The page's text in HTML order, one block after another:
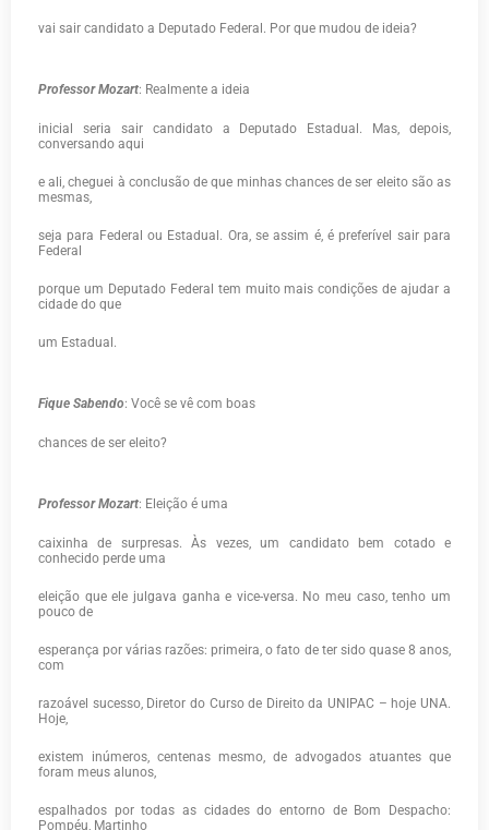
vai sair candidato a Deputado Federal. Por que mudou de ideia?
Professor Mozart: Realmente a ideia
inicial seria sair candidato a Deputado Estadual. Mas, depois,
conversando aqui
e ali, cheguei à conclusão de que minhas chances de ser eleito são as
mesmas,
seja para Federal ou Estadual. Ora, se assim é, é preferível sair para
Federal
porque um Deputado Federal tem muito mais condições de ajudar a
cidade do que
um Estadual.
Fique Sabendo: Você se vê com boas
chances de ser eleito?
Professor Mozart: Eleição é uma
caixinha de surpresas. Às vezes, um candidato bem cotado e
conhecido perde uma
eleição que ele julgava ganha e vice-versa. No meu caso, tenho um
pouco de
esperança por várias razões: primeira, o fato de ter sido quase 8 anos,
com
razoável sucesso, Diretor do Curso de Direito da UNIPAC – hoje UNA.
Hoje,
existem inúmeros, centenas mesmo, de advogados atuantes que
foram meus alunos,
espalhados por todas as cidades do entorno de Bom Despacho:
Pompéu, Martinho